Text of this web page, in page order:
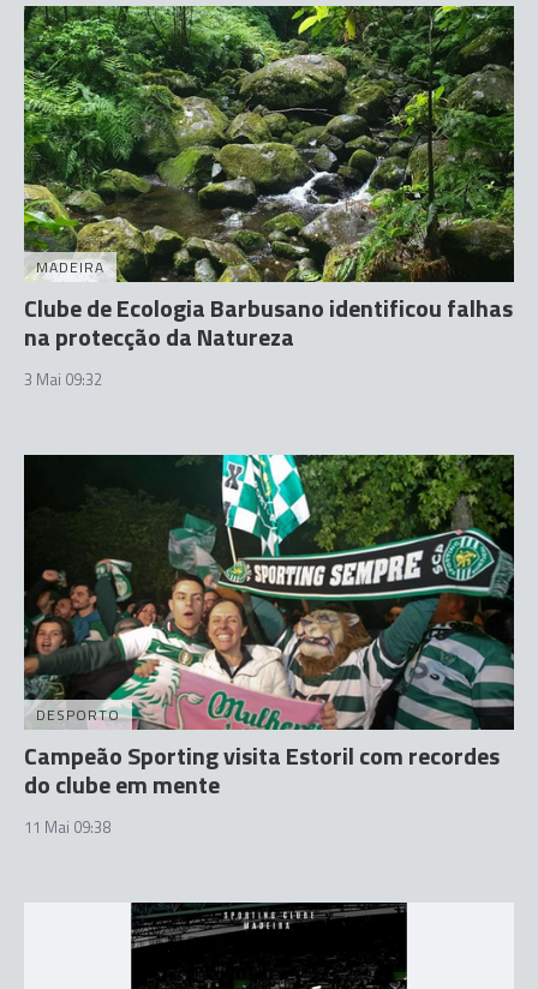
MADEIRA
Clube de Ecologia Barbusano identificou falhas
na protecção da Natureza
3 Mai 09:32
DESPORTO
Campeão Sporting visita Estoril com recordes
do clube em mente
11 Mai 09:38